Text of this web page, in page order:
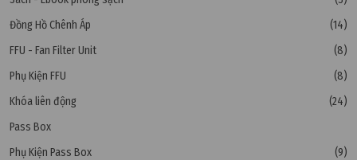
Đồng Hồ Chênh Áp
(14)
FFU - Fan Filter Unit
(8)
Phụ Kiện FFU
(8)
Khóa liên động
(24)
Pass Box
Phụ Kiện Pass Box
(9)